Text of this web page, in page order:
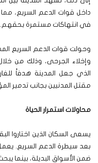
داخل قوات الدعم السريع،
في انتهاكات مستمرة بحقهم.
وحولت قوات الدعم السريع
وإخلاء الجرحى، وذلك من
الذي جعل المدينة هدفاً
مقتل المدنيين بجانب تدمير
محاولات استمرار الحياة
يسعى السكان الذين اختاروا
بعد سيطرة الدعم السريع.
ضمن الأسواق البديلة، بينما